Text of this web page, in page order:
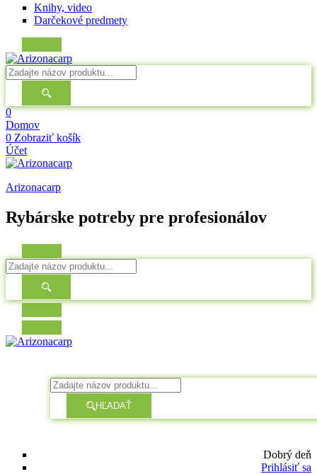
Knihy, video
Darčekové predmety
0
Domov
0 Zobraziť košík
Účet
Arizonacarp
Rybárske potreby pre profesionálov
HĽADAŤ
Dobrý deň
Prihlásiť sa